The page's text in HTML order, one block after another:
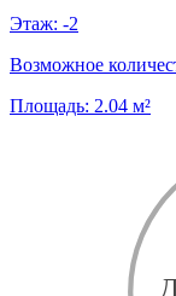
Этаж: -2
Возможное
Площадь: 2.04 м²